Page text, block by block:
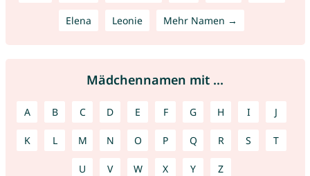
Elena Leonie Mehr Namen →
Mädchennamen mit ...
A B C D E F G H I J
K L M N O P Q R S T
U V W X Y Z